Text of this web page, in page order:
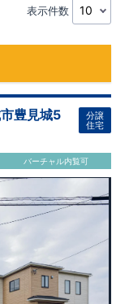
表示件数
豊見城5
分譲
住宅
バーチャル内覧可